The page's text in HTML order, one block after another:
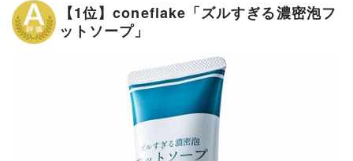
【1位】coneflake「ズルすぎる濃密泡フ
ットソープ」